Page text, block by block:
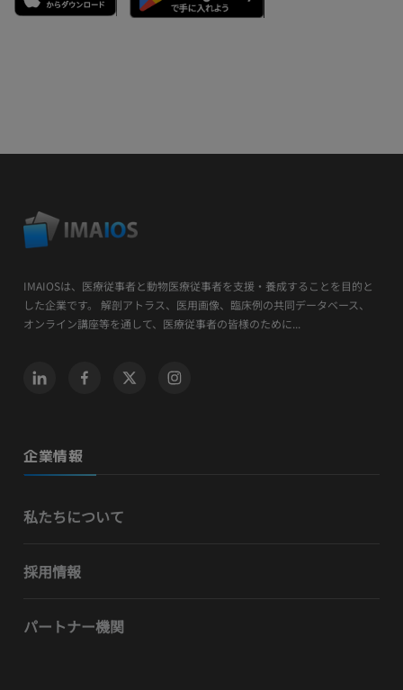
IMAIOSは、医療従事者と動物医療従事者を支援・養成することを目的と
した企業です。 解剖アトラス、医用画像、臨床例の共同データベース、
オンライン講座等を通して、医療従事者の皆様のために...
企業情報
私たちについて
採用情報
パートナー機関